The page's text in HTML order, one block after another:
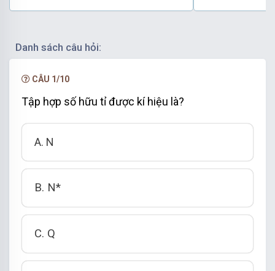
Danh sách câu hỏi:
CÂU 1/10
Tập hợp số hữu tỉ được kí hiệu là?
A. N
B. N*
C. Q